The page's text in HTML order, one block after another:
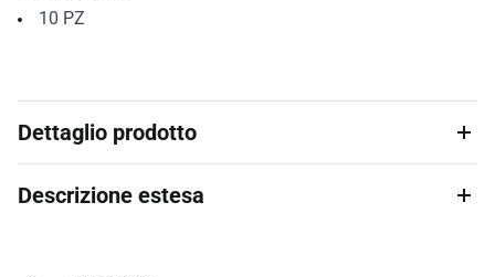
10 PZ
Dettaglio prodotto
Descrizione estesa